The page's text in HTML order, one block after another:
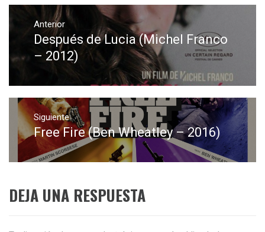
Navegación
de
entradas
Anterior
Entrada
anterior:
Después de Lucia (Michel Franco
– 2012)
Siguiente
Entrada
siguiente:
Free Fire (Ben Wheatley – 2016)
DEJA UNA RESPUESTA